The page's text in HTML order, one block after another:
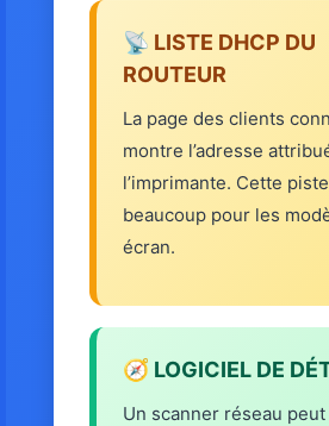
📡 LISTE DHCP DU
ROUTEUR
La page des clients
montre l’adresse
l’imprimante. Cette
beaucoup pour les
écran.
🧭 LOGICIEL DE
Un scanner réseau